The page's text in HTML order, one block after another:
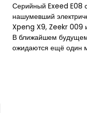
Серийный Exeed E08
нашумевший
Xpeng X9, Zeekr 009
В ближайшем
ожидаются ещё один